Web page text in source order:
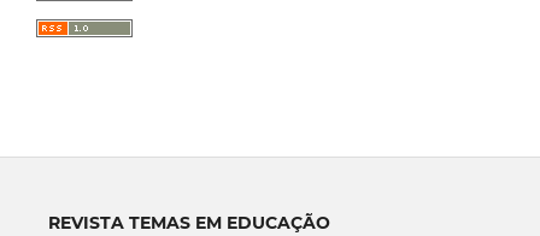
REVISTA TEMAS EM EDUCAÇÃO